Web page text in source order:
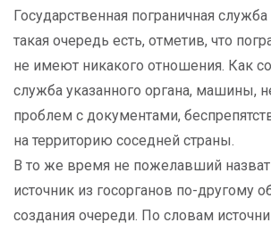
Государственная пограничная
такая очередь есть, отметив, что
не имеют никакого отношения. Как
служба указанного органа, машины,
проблем с документами,
на территорию соседней страны.
В то же время не пожелавший
источник из госорганов по-другому
создания очереди. По словам